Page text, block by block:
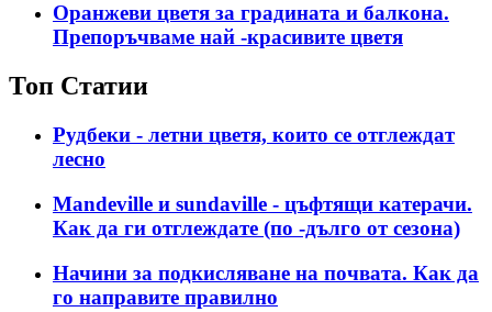
Оранжеви цветя за градината и балкона.
Препоръчваме най -красивите цветя
Топ Статии
Рудбеки - летни цветя, които се отглеждат
лесно
Mandeville и sundaville - цъфтящи катерачи.
Как да ги отглеждате (по -дълго от сезона)
Начини за подкисляване на почвата. Как да
го направите правилно